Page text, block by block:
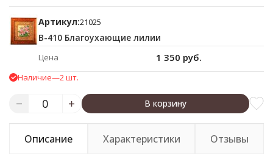
Артикул:21025
В-410 Благоухающие лилии
Цена 1 350 руб.
Наличие—2 шт.
В корзину
Описание Характеристики Отзывы